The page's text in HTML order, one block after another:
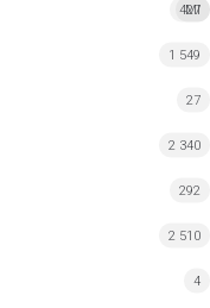
MI
427
1 549
27
2 340
292
2 510
4